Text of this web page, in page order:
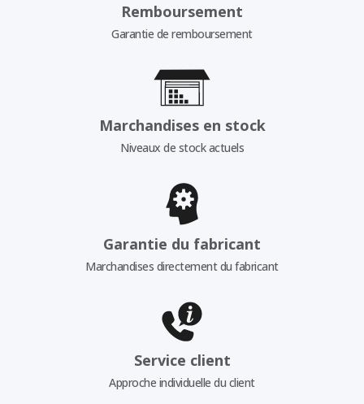
Remboursement
Garantie de remboursement
Marchandises en stock
Niveaux de stock actuels
Garantie du fabricant
Marchandises directement du fabricant
Service client
Approche individuelle du client